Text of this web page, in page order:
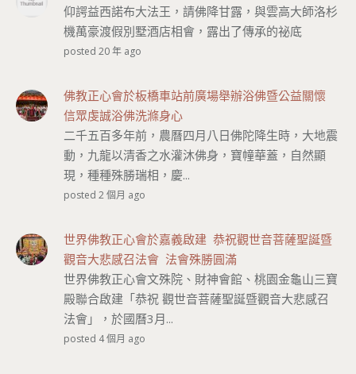
仰諤益西諾布大法王，請佛降甘露，與雲高大師洛杉
機萬豪渡假別墅酒店相會，露出了傳承的祕底
posted 20 年 ago
佛教正心會於板橋車站前廣場舉辦浴佛暨公益關懷
信眾虔誠浴佛洗滌身心
二千五百多年前，農曆四月八日佛陀降生時，大地震
動，九龍以清香之水灌沐佛身，寶幢華蓋，自然顯
現，種種殊勝瑞相，慶...
posted 2 個月 ago
世界佛教正心會於嘉義啟建 恭祝觀世音菩薩聖誕暨
觀音大悲感召法會 法會殊勝圓滿
世界佛教正心會文殊院、財神會館、桃園金龜山三寶
殿聯合啟建「恭祝 觀世音菩薩聖誕暨觀音大悲感召
法會」，於國曆3月...
posted 4 個月 ago